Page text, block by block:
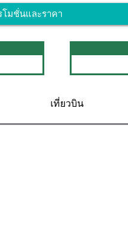
โมชั่นและราคา
เที่ยวบิน